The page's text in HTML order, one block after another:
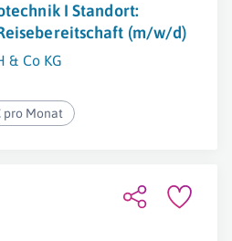
I Standort:
(m/w/d)
& Co KG
pro Monat